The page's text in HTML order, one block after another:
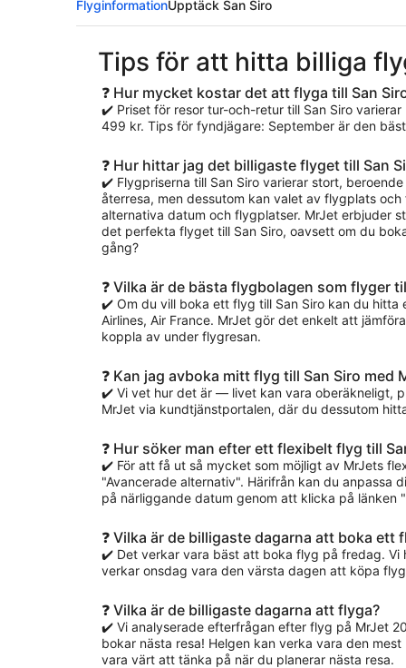
FlyginformationUpptäck San Siro
Tips för att hitta billiga
❓ Hur mycket kostar det att flyga till San
✔️ Priset för resor tur-och-retur till San Siro
499 kr. Tips för fyndjägare: September är den
❓ Hur hittar jag det billigaste flyget till San
✔️ Flygpriserna till San Siro varierar stort,
återresa, men dessutom kan valet av flygplats
alternativa datum och flygplatser. MrJet erbjuder
det perfekta flyget till San Siro, oavsett om du
gång?
❓ Vilka är de bästa flygbolagen som flyger
✔️ Om du vill boka ett flyg till San Siro kan du hitta
Airlines, Air France. MrJet gör det enkelt att
koppla av under flygresan.
❓ Kan jag avboka mitt flyg till San Siro med
✔️ Vi vet hur det är — livet kan vara oberäkneligt,
MrJet via kundtjänstportalen, där du dessutom
❓ Hur söker man efter ett flexibelt flyg till
✔️ För att få ut så mycket som möjligt av MrJets
"Avancerade alternativ". Härifrån kan du
på närliggande datum genom att klicka på länken
❓ Vilka är de billigaste dagarna att boka ett
✔️ Det verkar vara bäst att boka flyg på fredag. Vi
verkar onsdag vara den värsta dagen att köpa
❓ Vilka är de billigaste dagarna att flyga?
✔️ Vi analyserade efterfrågan efter flyg på MrJet
bokar nästa resa! Helgen kan verka vara den
vara värt att tänka på när du planerar nästa resa.